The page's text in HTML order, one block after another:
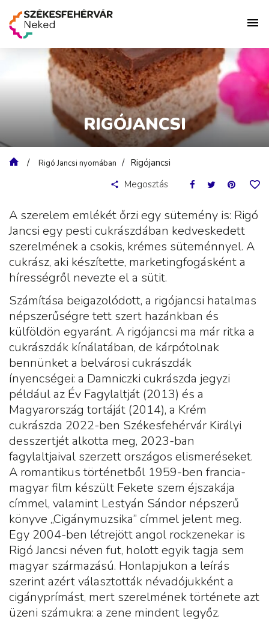
RIGÓJANCSI
Rigó Jancsi nyomában
Rigójancsi
Megosztás
A szerelem emlékét őrzi egy sütemény is: Rigó
Jancsi egy pesti cukrászdában kedveskedett
szerelmének a csokis, krémes süteménnyel. A
cukrász, aki készítette, marketingfogásként a
hírességről nevezte el a sütit.
Számítása beigazolódott, a rigójancsi hatalmas
népszerűségre tett szert hazánkban és
külföldön egyaránt. A rigójancsi ma már ritka a
cukrászdák kínálatában, de kárpótolnak
bennünket a belvárosi cukrászdák
ínyencségei: a Damniczki cukrászda jegyzi
például az Év Fagylaltját (2013) és a
Magyarország tortáját (2014), a Krém
cukrászda 2022-ben Székesfehérvár Királyi
desszertjét alkotta meg, 2023-ban
fagylaltjaival szerzett országos elismeréseket.
A romantikus történetből 1959-ben francia-
magyar film készült Fekete szem éjszakája
címmel, valamint Lestyán Sándor népszerű
könyve „Cigánymuzsika” címmel jelent meg.
Egy 2004-ben létrejött angol rockzenekar is
Rigó Jancsi néven fut, holott egyik tagja sem
magyar származású. Honlapjukon a leírás
szerint azért választották névadójukként a
cigányprímást, mert szerelmének története azt
üzeni számukra: a zene mindent legyőz.